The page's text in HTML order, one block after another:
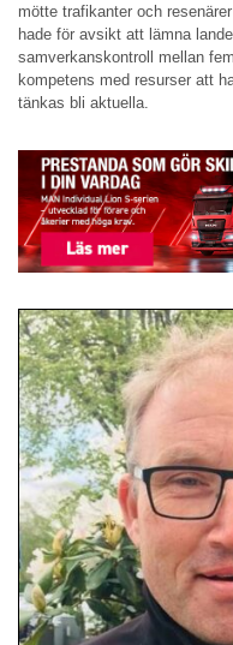
mötte trafikanter och
hade för avsikt att lämna
samverkanskontroll mellan
kompetens med resurser att
tänkas bli aktuella.